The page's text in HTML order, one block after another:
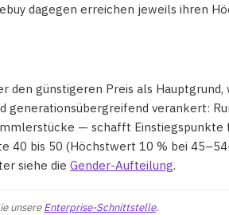
dagegen erreichen jeweils ihren
günstigeren Preis als
generationsübergreifend verankert:
— schafft
bis 50 (Höchstwert 10 % bei
siehe die Gender-Aufteilung.
unsereEnterprise-Schnittstelle.